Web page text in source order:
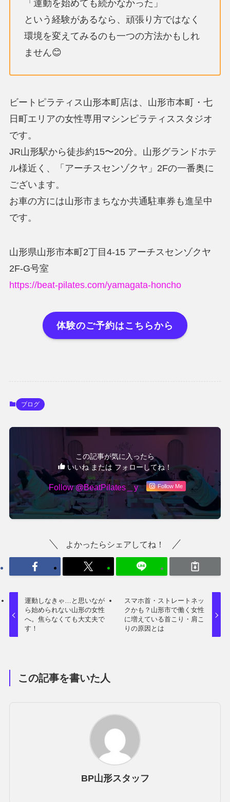
「運動を始めても続かなかった」
という経験があるなら、頑張り方ではなく
環境を変えてみるのも一つの方法かもしれ
ません😊
ビートピラティス山形本町店は、山形市本町・七
日町エリアの女性専用マシンピラティススタジオ
です。
JR山形駅から徒歩約15〜20分。山形グランドホテ
ル様近く、「アーチスセンゾクヤ」2Fの一番奥に
ございます。
お車の方には山形市まちなか共通駐車券も進呈中
です。
山形県山形市本町2丁目4-15 アーチスセンゾクヤ
2F-G号室
https://beat-pilates.com/yamagata-honcho
体験のご予約はこちらから
ブログ
この記事が気に入ったら
いいね または フォローしてね！
Follow @BeatPilates＿y Follow Me
よかったらシェアしてね！
運動しなきゃ…と思いなが
ら始められない山形の女性
へ。焦らなくても大丈夫で
す！
スマホ首・ストレートネッ
クかも？山形市で働く女性
に増えている首こり・肩こ
りの原因とは
この記事を書いた人
BP山形スタッフ